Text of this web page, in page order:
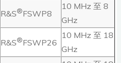
R&S®FSWP8
10 MHz 至 8
GHz
R&S®FSWP26
10 MHz 至 18
GHz